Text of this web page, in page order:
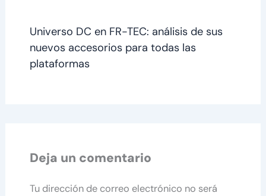
Universo DC en FR-TEC: análisis de sus
nuevos accesorios para todas las
plataformas
Deja un comentario
Tu dirección de correo electrónico no será